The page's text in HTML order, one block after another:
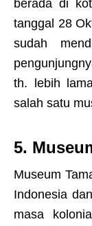
berada di
tanggal 28
sudah
th. lebih
salah satu
5.
Museum
Indonesia
masa